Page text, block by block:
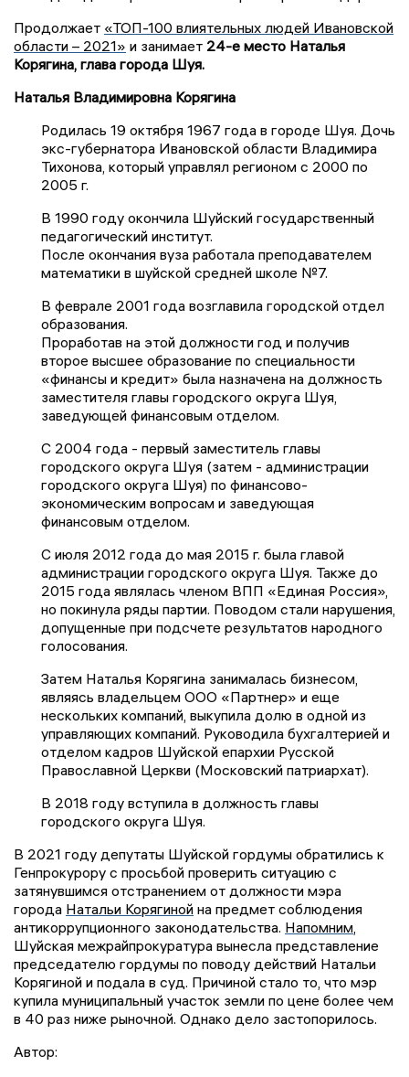
Продолжает «ТОП-100 влиятельных людей Ивановской
области – 2021» и занимает 24-е место Наталья
Корягина, глава города Шуя.
Наталья Владимировна Корягина
Родилась 19 октября 1967 года в городе Шуя. Дочь
экс-губернатора Ивановской области Владимира
Тихонова, который управлял регионом с 2000 по
2005 г.
В 1990 году окончила Шуйский государственный
педагогический институт.
После окончания вуза работала преподавателем
математики в шуйской средней школе №7.
В феврале 2001 года возглавила городской отдел
образования.
Проработав на этой должности год и получив
второе высшее образование по специальности
«финансы и кредит» была назначена на должность
заместителя главы городского округа Шуя,
заведующей финансовым отделом.
С 2004 года - первый заместитель главы
городского округа Шуя (затем - администрации
городского округа Шуя) по финансово-
экономическим вопросам и заведующая
финансовым отделом.
С июля 2012 года до мая 2015 г. была главой
администрации городского округа Шуя. Также до
2015 года являлась членом ВПП «Единая Россия»,
но покинула ряды партии. Поводом стали нарушения,
допущенные при подсчете результатов народного
голосования.
Затем Наталья Корягина занималась бизнесом,
являясь владельцем ООО «Партнер» и еще
нескольких компаний, выкупила долю в одной из
управляющих компаний. Руководила бухгалтерией и
отделом кадров Шуйской епархии Русской
Православной Церкви (Московский патриархат).
В 2018 году вступила в должность главы
городского округа Шуя.
В 2021 году депутаты Шуйской гордумы обратились к
Генпрокурору с просьбой проверить ситуацию с
затянувшимся отстранением от должности мэра
города Натальи Корягиной на предмет соблюдения
антикоррупционного законодательства. Напомним
Шуйская межрайпрокуратура вынесла представление
председателю гордумы по поводу действий Натальи
Корягиной и подала в суд. Причиной стало то, что мэр
купила муниципальный участок земли по цене более чем
в 40 раз ниже рыночной. Однако дело застопорилось.
Автор: